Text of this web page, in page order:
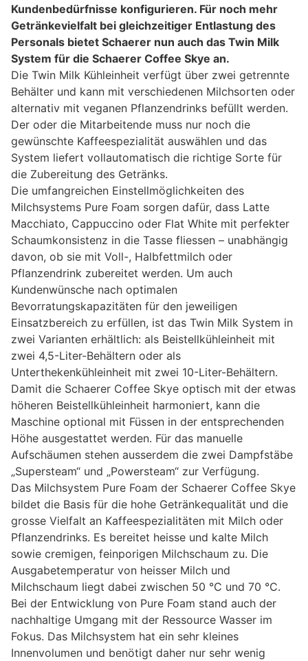
Kundenbedürfnisse konfigurieren. Für noch mehr
Getränkevielfalt bei gleichzeitiger Entlastung des
Personals bietet Schaerer nun auch das Twin Milk
System für die Schaerer Coffee Skye an.
Die Twin Milk Kühleinheit verfügt über zwei getrennte
Behälter und kann mit verschiedenen Milchsorten oder
alternativ mit veganen Pflanzendrinks befüllt werden.
Der oder die Mitarbeitende muss nur noch die
gewünschte Kaffeespezialität auswählen und das
System liefert vollautomatisch die richtige Sorte für
die Zubereitung des Getränks.
Die umfangreichen Einstellmöglichkeiten des
Milchsystems Pure Foam sorgen dafür, dass Latte
Macchiato, Cappuccino oder Flat White mit perfekter
Schaumkonsistenz in die Tasse fliessen – unabhängig
davon, ob sie mit Voll-, Halbfettmilch oder
Pflanzendrink zubereitet werden. Um auch
Kundenwünsche nach optimalen
Bevorratungskapazitäten für den jeweiligen
Einsatzbereich zu erfüllen, ist das Twin Milk System in
zwei Varianten erhältlich: als Beistellkühleinheit mit
zwei 4,5-Liter-Behältern oder als
Unterthekenkühleinheit mit zwei 10-Liter-Behältern.
Damit die Schaerer Coffee Skye optisch mit der etwas
höheren Beistellkühleinheit harmoniert, kann die
Maschine optional mit Füssen in der entsprechenden
Höhe ausgestattet werden. Für das manuelle
Aufschäumen stehen ausserdem die zwei Dampfstäbe
„Supersteam“ und „Powersteam“ zur Verfügung.
Das Milchsystem Pure Foam der Schaerer Coffee Skye
bildet die Basis für die hohe Getränkequalität und die
grosse Vielfalt an Kaffeespezialitäten mit Milch oder
Pflanzendrinks. Es bereitet heisse und kalte Milch
sowie cremigen, feinporigen Milchschaum zu. Die
Ausgabetemperatur von heisser Milch und
Milchschaum liegt dabei zwischen 50 °C und 70 °C.
Bei der Entwicklung von Pure Foam stand auch der
nachhaltige Umgang mit der Ressource Wasser im
Fokus. Das Milchsystem hat ein sehr kleines
Innenvolumen und benötigt daher nur sehr wenig